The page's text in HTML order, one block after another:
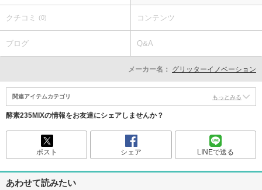
クチコミ (0) コンテンツ
ブログ Q&A
メーカー名： グリッターイノベーション
関連アイテムカテゴリ もっとみる
酵素235MIXの情報をお友達にシェアしませんか？
ポスト シェア LINEで送る
あわせて読みたい